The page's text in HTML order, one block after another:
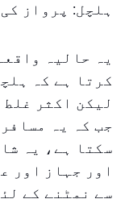
ہلچل: پرواز
یہ حالیہ
کرتا ہے کہ
لیکن اکثر غلط
جب کہ یہ
سکتا ہے، یہ
اور جہاز اور
سے نمٹنے کے